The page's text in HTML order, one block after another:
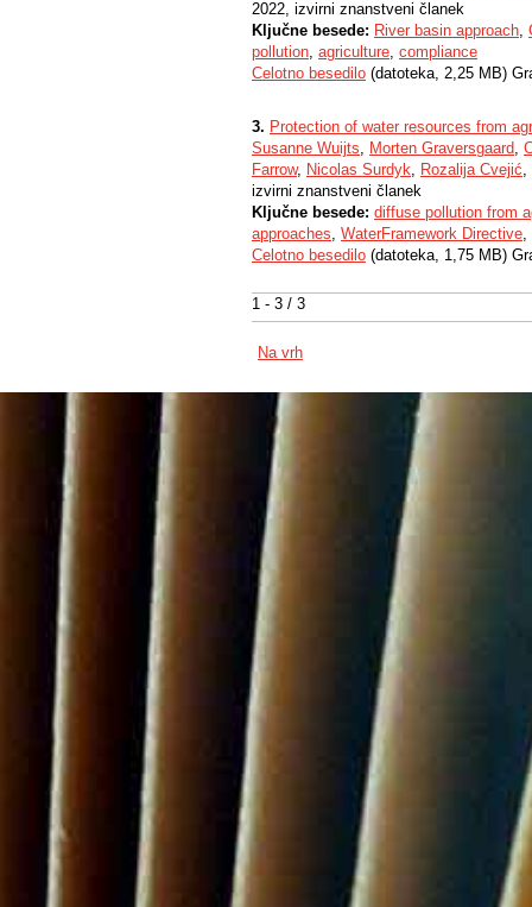
1 - 3 / 3
2022, izvirni znanstveni članek
Ključne besede: River basin approach,
pollution, agriculture, compliance
Celotno besedilo (datoteka, 2,25 MB)
3. Protection of water resources from
Susanne Wuijts, Morten Graversgaard,
Farrow, Nicolas Surdyk, Rozalija Cvejić,
izvirni znanstveni članek
Ključne besede: diffuse pollution from
approaches, WaterFramework Directive,
Celotno besedilo (datoteka, 1,75 MB)
Na vrh